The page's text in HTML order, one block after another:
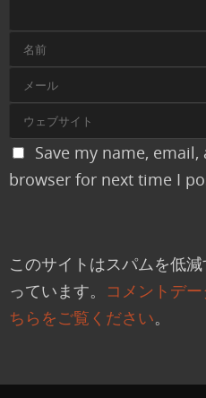
Save my name,
browser for next time I
このサイトはスパムを低
っています。
コメントデ
ちらをご覧ください。